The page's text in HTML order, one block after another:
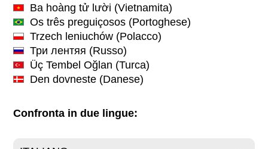
Ba hoàng tử lười (Vietnamita)
Os três preguiçosos (Portoghese)
Trzech leniuchów (Polacco)
Три лентяя (Russo)
Üç Tembel Oğlan (Turca)
Den dovneste (Danese)
Confronta in due lingue: